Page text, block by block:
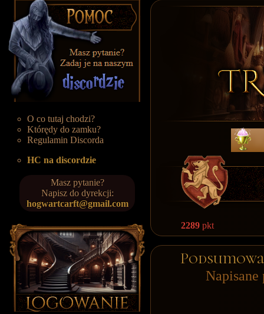
O co tutaj chodzi?
Którędy do zamku?
Regulamin Discorda
HC na discordzie
Masz pytanie?
Napisz do dyrekcji:
hogwartcarft@gmail.com
2289pkt
Napisane